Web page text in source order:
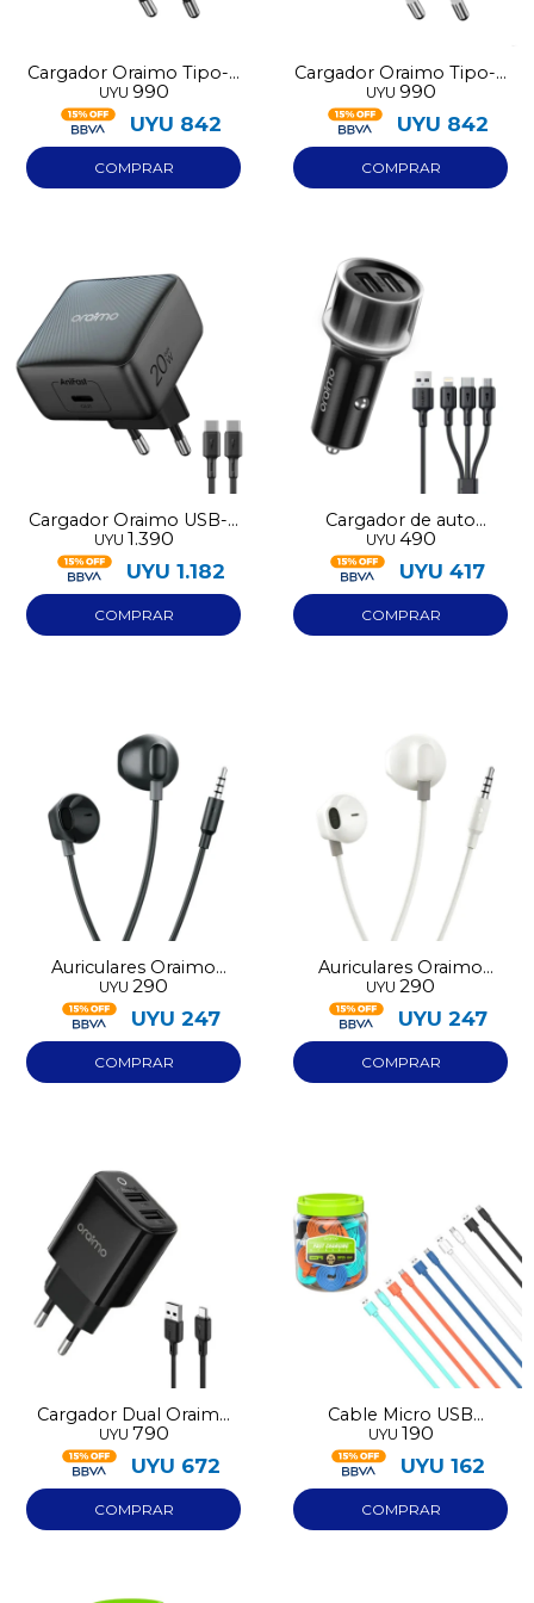
Cargador Oraimo Tipo-C
20W negro OCW-5201E
UYU 990
UYU 842
Cargador Oraimo Tipo-C
20W blanco OCW-5201E
UYU 990
UYU 842
Cargador Oraimo USB-C
a USB-C
UYU 1.390
UYU 1.182
Cargador de auto
Oraimo OCC-1152D
UYU 490
UYU 417
Auriculares Oraimo
OEP-320
UYU 290
UYU 247
Auriculares Oraimo
OEP-320
UYU 290
UYU 247
Cargador Dual Oraimo
MicroUSB E67D+M53
UYU 790
UYU 672
Cable Micro USB
Oraimo 1 unidad varios
colores
UYU 190
UYU 162
Comprá en 3 cuotas sin recargo o hasta en